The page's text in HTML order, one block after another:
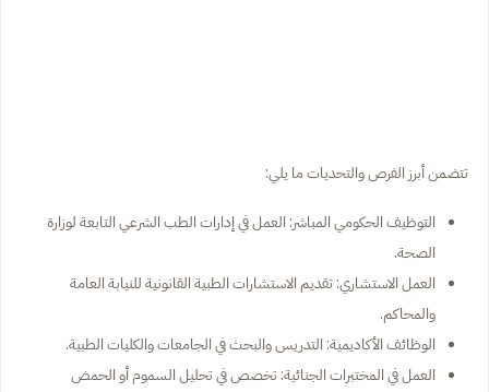
تتضمن أبرز الفرص والتحديات ما يلي:
التوظيف الحكومي المباشر: العمل في إدارات الطب الشرعي التابعة لوزارة
الصحة.
العمل الاستشاري: تقديم الاستشارات الطبية القانونية للنيابة العامة
والمحاكم.
الوظائف الأكاديمية: التدريس والبحث في الجامعات والكليات الطبية.
العمل في المختبرات الجنائية: تخصص في تحليل السموم أو الحمض